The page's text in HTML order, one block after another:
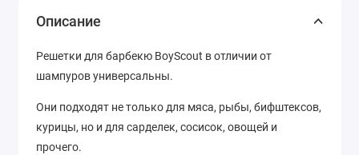
Описание
Решетки для барбекю BoyScout в отличии от
шампуров универсальны.
Они подходят не только для мяса, рыбы, бифштексов,
курицы, но и для сарделек, сосисок, овощей и
прочего.